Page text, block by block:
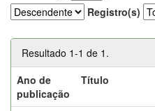
Registro(s)
Resultado 1-1 de 1.
Ano de
publicação
Título